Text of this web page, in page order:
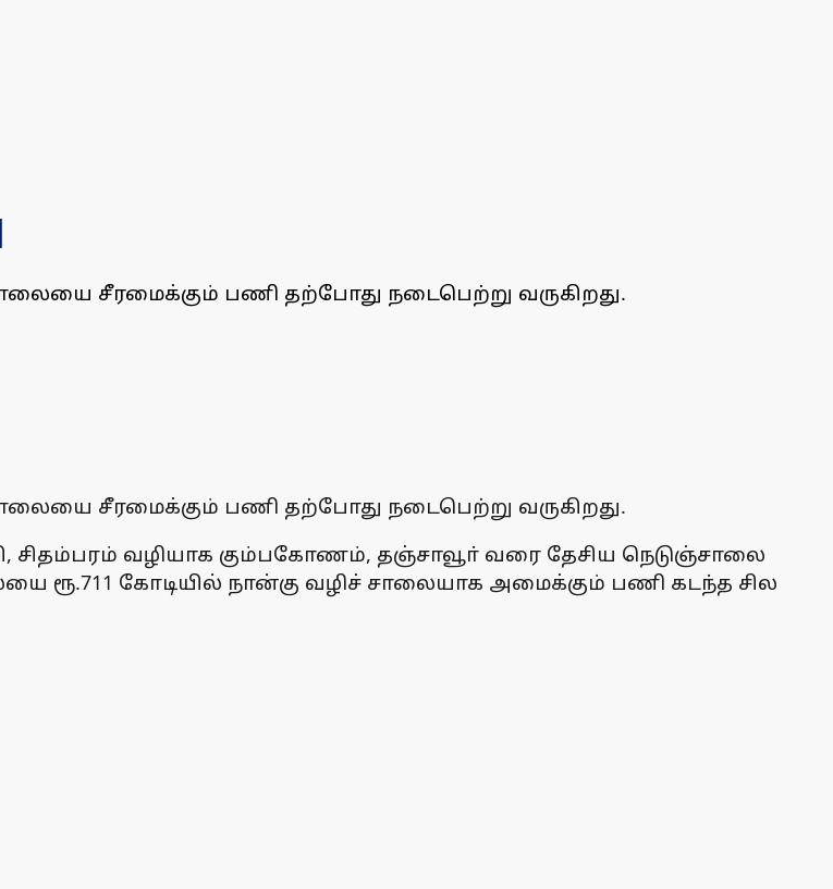
சீரமைக்கும் பணி தற்போது நடைபெற்று வருகிறது.
சீரமைக்கும் பணி தற்போது நடைபெற்று வருகிறது.
சிதம்பரம் வழியாக கும்பகோணம், தஞ்சாவூா் வரை தேசிய நெடுஞ்சாலை
ரூ.711 கோடியில் நான்கு வழிச் சாலையாக அமைக்கும் பணி கடந்த சில